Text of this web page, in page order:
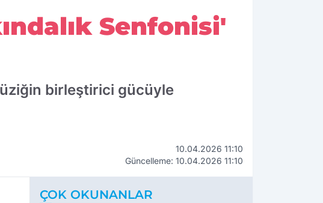
Senfonisi'
birleştirici gücüyle
10.04.2026 11:10
Güncelleme: 10.04.2026 11:10
ÇOK OKUNANLAR